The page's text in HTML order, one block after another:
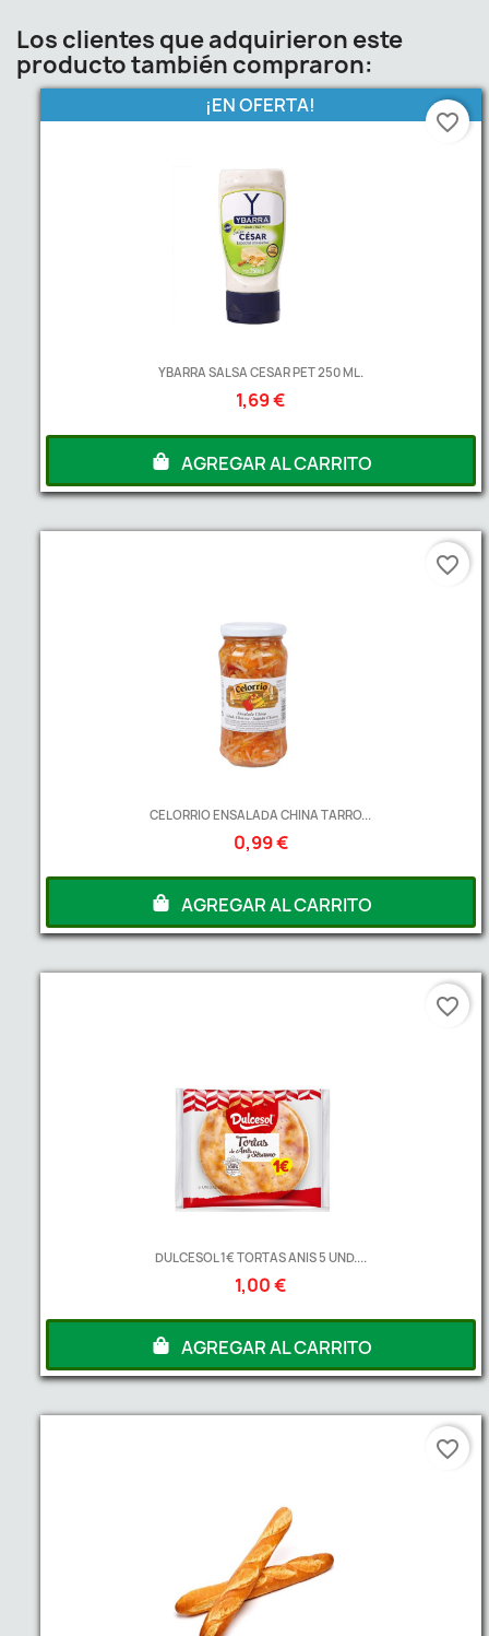
Los clientes que adquirieron este
producto también compraron:
YBARRA SALSA CESAR PET 250 ML.
1,69 €
¡EN OFERTA!
AGREGAR AL CARRITO
favorite_border
CELORRIO ENSALADA CHINA TARRO...
0,99 €
AGREGAR AL CARRITO
favorite_border
DULCESOL 1€ TORTAS ANIS 5 UND....
1,00 €
AGREGAR AL CARRITO
favorite_border
favorite_border